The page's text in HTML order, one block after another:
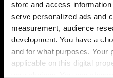
store and access
serve personalized ads and
measurement, audience
development. You have a
and for what purposes. Your
applicable on this digital
키보드의Windows키를
엔터를 누르면, 그래픽 설정
그래픽 설정 메뉴에서하드
예약 옵션을 토글하세요.